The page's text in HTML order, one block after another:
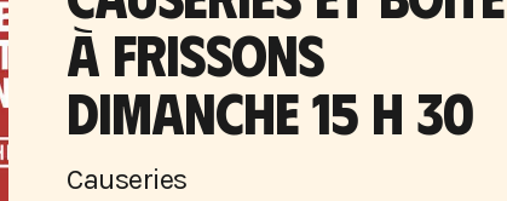
À FRISSONS
DIMANCHE 15 H 30
Causeries